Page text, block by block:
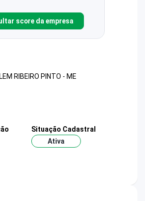
score da empresa
RIBEIRO PINTO - ME
Situação Cadastral
Ativa